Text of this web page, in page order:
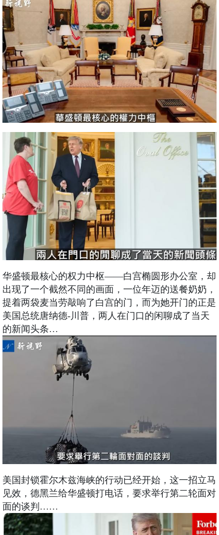
华盛顿最核心的权力中枢——白宫椭圆形办公室，却
出现了一个截然不同的画面，一位年迈的送餐奶奶，
提着两袋麦当劳敲响了白宫的门，而为她开门的正是
美国总统唐纳德-川普，两人在门口的闲聊成了当天
的新闻头条…
美国封锁霍尔木兹海峡的行动已经开始，这一招立马
见效，德黑兰给华盛顿打电话，要求举行第二轮面对
面的谈判……